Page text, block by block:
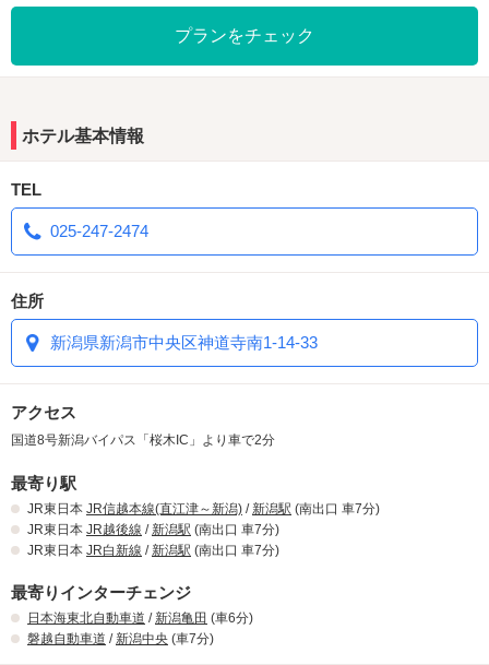
新潟県内で17ホテルを展開するグループでリピーター多数！デート
の際にぜひ『クラウン』へお立ち寄りください♪
プランをチェック
ホテル基本情報
TEL
025-247-2474
住所
新潟県新潟市中央区神道寺南1-14-33
アクセス
国道8号新潟バイパス「桜木IC」より車で2分
最寄り駅
JR東日本 JR信越本線(直江津～新潟) /新潟駅 (南出口 車7分)
JR東日本 JR越後線 /新潟駅 (南出口 車7分)
JR東日本 JR白新線 /新潟駅 (南出口 車7分)
最寄りインターチェンジ
日本海東北自動車道 /新潟亀田 (車6分)
磐越自動車道 /新潟中央 (車7分)